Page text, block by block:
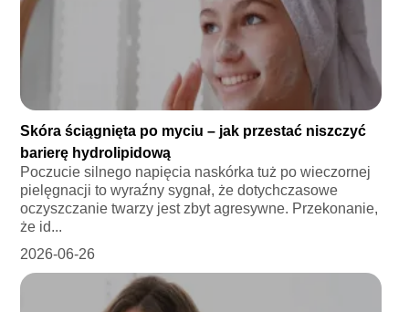
Skóra ściągnięta po myciu – jak przestać niszczyć
barierę hydrolipidową
Poczucie silnego napięcia naskórka tuż po wieczornej
pielęgnacji to wyraźny sygnał, że dotychczasowe
oczyszczanie twarzy jest zbyt agresywne. Przekonanie,
że id...
2026-06-26